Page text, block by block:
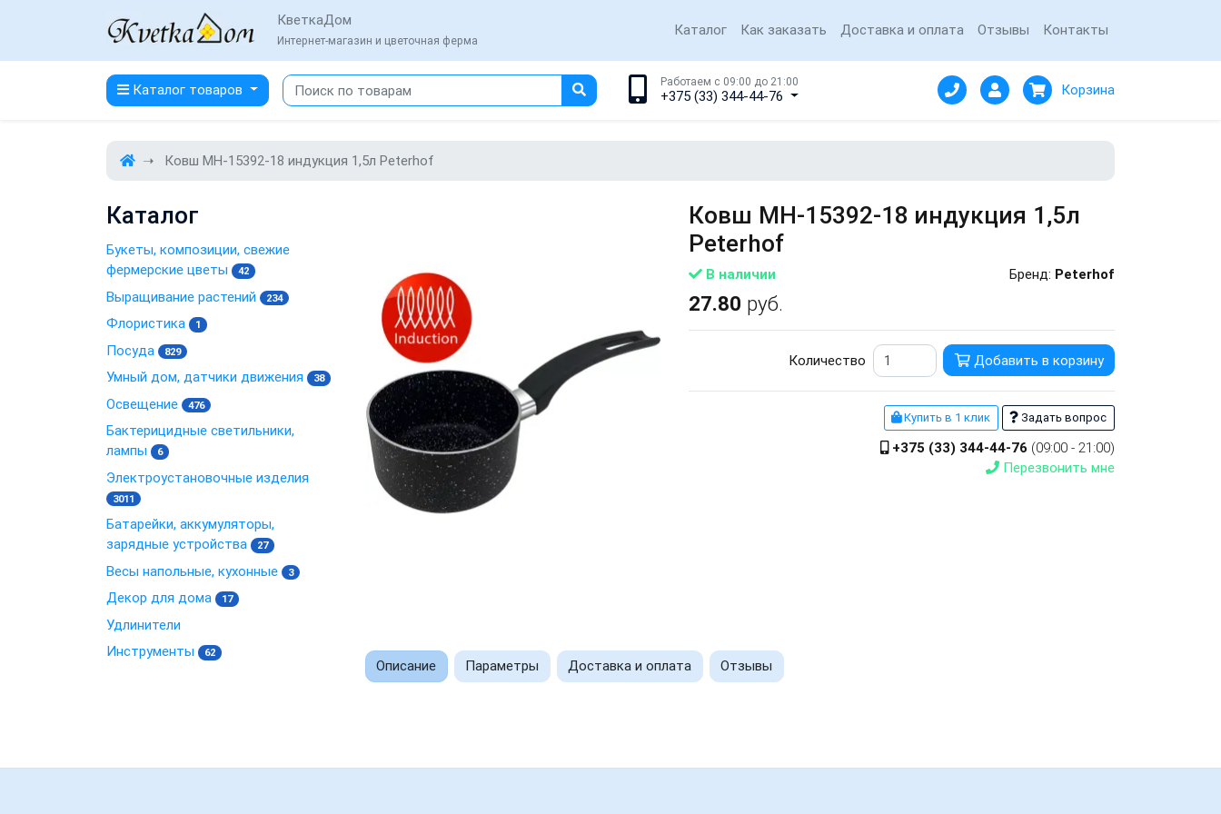
КветкаДом
Интернет-магазин и цветочная ферма
Каталог Как заказать Доставка и оплата Отзывы Контакты
Каталог товаров Работаем с 09:00 до 21:00
+375 (33) 344-44-76 Корзина
Ковш MH-15392-18 индукция 1,5л Peterhof
Ковш MH-15392-18 индукция 1,5л
Peterhof
В наличии Бренд: Peterhof
27.80 руб.
Количество Добавить в корзину
Купить в 1 клик Задать вопрос
+375 (33) 344-44-76 (09:00 - 21:00)
Перезвонить мне
Описание Параметры Доставка и оплата Отзывы
Каталог
Букеты, композиции, свежие
фермерские цветы
42
Выращивание растений 234
Флористика 1
Посуда 829
Умный дом, датчики движения 38
Освещение 476
Бактерицидные светильники,
лампы
6
Электроустановочные изделия
3011
Батарейки, аккумуляторы,
зарядные устройства
27
Весы напольные, кухонные 3
Декор для дома 17
Удлинители
Инструменты
62